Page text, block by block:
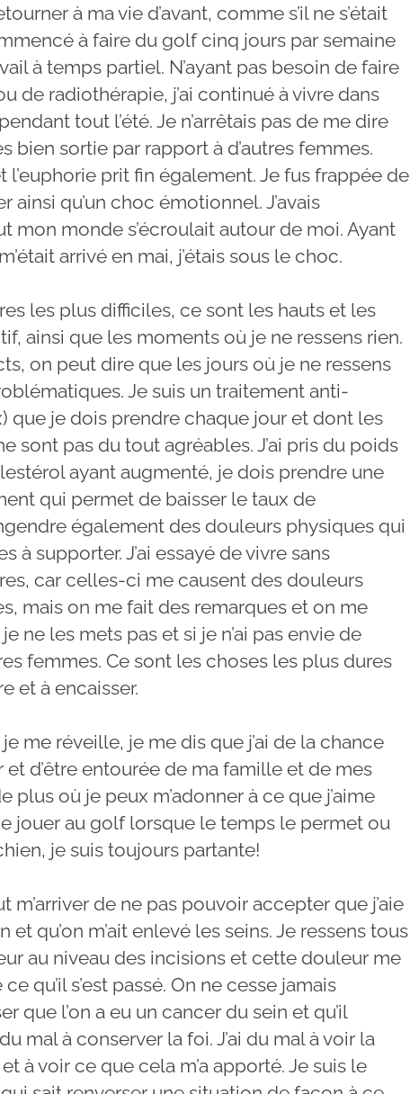
à ma vie d’avant, comme s’il ne s’était
à faire du golf cinq jours par semaine
à temps partiel. N’ayant pas besoin de faire
de radiothérapie, j’ai continué à vivre dans
tout l’été. Je n’arrêtais pas de me dire
bien sortie par rapport à d’autres femmes.
l’euphorie prit fin également. Je fus frappée de
ainsi qu’un choc émotionnel. J’avais
mon monde s’écroulait autour de moi. Ayant
arrivé en mai, j’étais sous le choc.
les plus difficiles, ce sont les hauts et les
ainsi que les moments où je ne ressens rien.
on peut dire que les jours où je ne ressens
Je suis un traitement anti-
que je dois prendre chaque jour et dont les
sont pas du tout agréables. J’ai pris du poids
ayant augmenté, je dois prendre une
qui permet de baisser le taux de
également des douleurs physiques qui
à supporter. J’ai essayé de vivre sans
car celles-ci me causent des douleurs
mais on me fait des remarques et on me
ne les mets pas et si je n’ai pas envie de
femmes. Ce sont les choses les plus dures
et à encaisser.
me réveille, je me dis que j’ai de la chance
et d’être entourée de ma famille et de mes
plus où je peux m’adonner à ce que j’aime
jouer au golf lorsque le temps le permet ou
je suis toujours partante!
m’arriver de ne pas pouvoir accepter que j’aie
et qu’on m’ait enlevé les seins. Je ressens tous
au niveau des incisions et cette douleur me
qu’il s’est passé. On ne cesse jamais
que l’on a eu un cancer du sein et qu’il
mal à conserver la foi. J’ai du mal à voir la
à voir ce que cela m’a apporté. Je suis le